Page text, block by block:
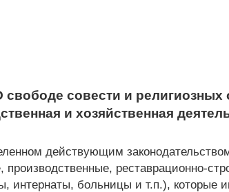
свободе совести и религиозных
и хозяйственная
действующим
реставрационно-
интернаты, больницы и т.п.), которые